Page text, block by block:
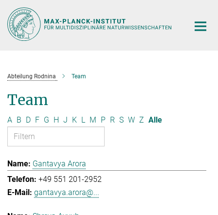
Hauptinhalt
Abteilung Rodnina Team
Team
A B D F G H J K L M P R S W Z Alle
Gantavya Arora
+49 551 201-2952
gantavya.arora@...